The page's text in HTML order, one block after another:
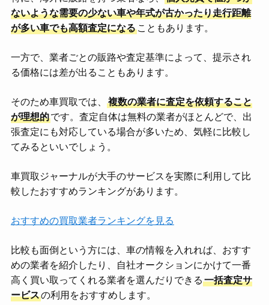
ないような需要の少ない車や年式が古かったり走行距離
が多い車でも高額査定になることもあります。
一方で、業者ごとの販路や査定基準によって、提示され
る価格には差が出ることもあります。
そのため車買取では、
複数の業者に査定を依頼すること
が理想的です。査定自体は無料の業者がほとんどで、出
張査定にも対応している場合が多いため、気軽に比較し
てみるといいでしょう。
車買取ジャーナルが大手のサービスを実際に利用して比
較したおすすめランキングがあります。
おすすめの買取業者ランキングを見る
比較も面倒という方には、車の情報を入れれば、おすす
めの業者を紹介したり、自社オークションにかけて一番
高く買い取ってくれる業者を選んだりできる 一括査定サ
ービスの利用をおすすめします。